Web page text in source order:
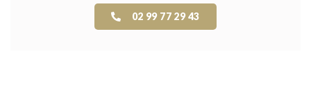
02 99 77 29 43